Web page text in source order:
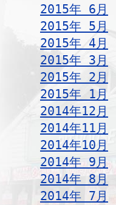
2015年 6月
2015年 5月
2015年 4月
2015年 3月
2015年 2月
2015年 1月
2014年12月
2014年11月
2014年10月
2014年 9月
2014年 8月
2014年 7月